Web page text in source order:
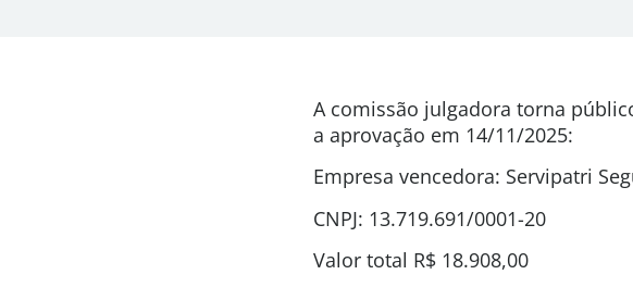
A comissão julgadora torna
a aprovação em 14/11/2025:
Empresa vencedora: Servipatri
CNPJ: 13.719.691/0001-20
Valor total R$ 18.908,00